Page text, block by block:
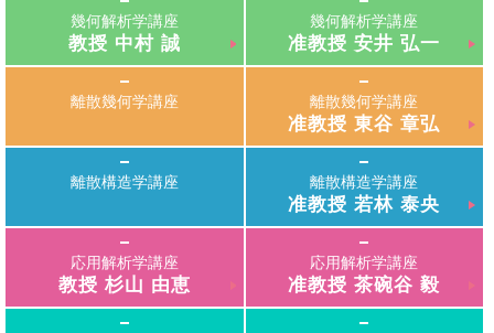
幾何解析学講座
教授 中村 誠
幾何解析学講座
准教授 安井 弘一
離散幾何学講座 離散幾何学講座
准教授 東谷 章弘
離散構造学講座 離散構造学講座
准教授 若林 泰央
応用解析学講座
教授 杉山 由恵
応用解析学講座
准教授 茶碗谷 毅